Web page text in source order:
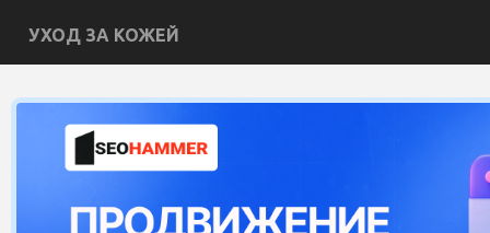
УХОД ЗА КОЖЕЙ